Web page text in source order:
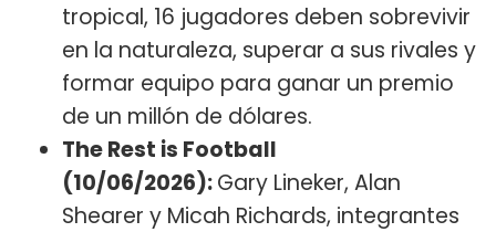
tropical, 16 jugadores deben sobrevivir
en la naturaleza, superar a sus rivales y
formar equipo para ganar un premio
de un millón de dólares.
The Rest is Football
(10/06/2026):Gary Lineker, Alan
Shearer y Micah Richards, integrantes